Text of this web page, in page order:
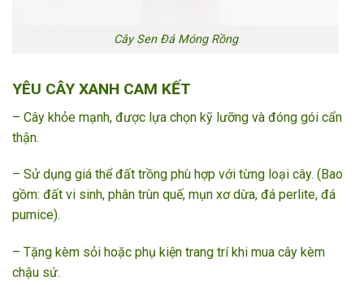
Cây Sen Đá Móng Rồng
YÊU CÂY XANH CAM KẾT
– Cây khỏe mạnh, được lựa chọn kỹ lưỡng và đóng gói cẩn
thận.
– Sử dụng giá thể đất trồng phù hợp với từng loại cây. (Bao
gồm: đất vi sinh, phân trùn quế, mụn xơ dừa, đá perlite, đá
pumice).
– Tặng kèm sỏi hoặc phụ kiện trang trí khi mua cây kèm
chậu sứ.